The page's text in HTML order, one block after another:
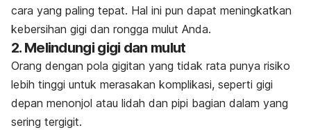
cara yang paling tepat. Hal ini pun dapat meningkatkan
kebersihan gigi dan rongga mulut Anda.
2. Melindungi gigi dan mulut
Orang dengan pola gigitan yang tidak rata punya risiko
lebih tinggi untuk merasakan komplikasi, seperti gigi
depan menonjol atau lidah dan pipi bagian dalam yang
sering tergigit.